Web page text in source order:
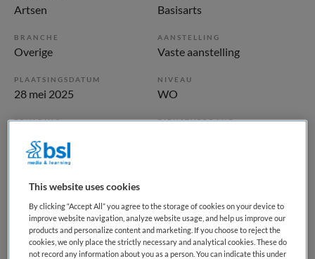
Artsen Basisarts
BRANCHE
Overige
AANSTELLING
Vaste aanstelling
PLAATSINGSDATUM
28 mei 2025
NIVEAU
WO
ERVARING DIENSTVERBAND
Vacature niet beschikbaar
Deze vacature Basisarts bedrijfsgeneeskunde bij BKV is
niet meer actueel. Hieronder staan enkele vergelijkbare
vacatures die voor u wellicht interessant zijn.
This website uses cookies
By clicking “Accept All” you agree to the storage of cookies on your device to
improve website navigation, analyze website usage, and help us improve our
products and personalize content and marketing. If you choose to reject the
cookies, we only place the strictly necessary and analytical cookies. These do
not record any information about you as a person. You can indicate this under